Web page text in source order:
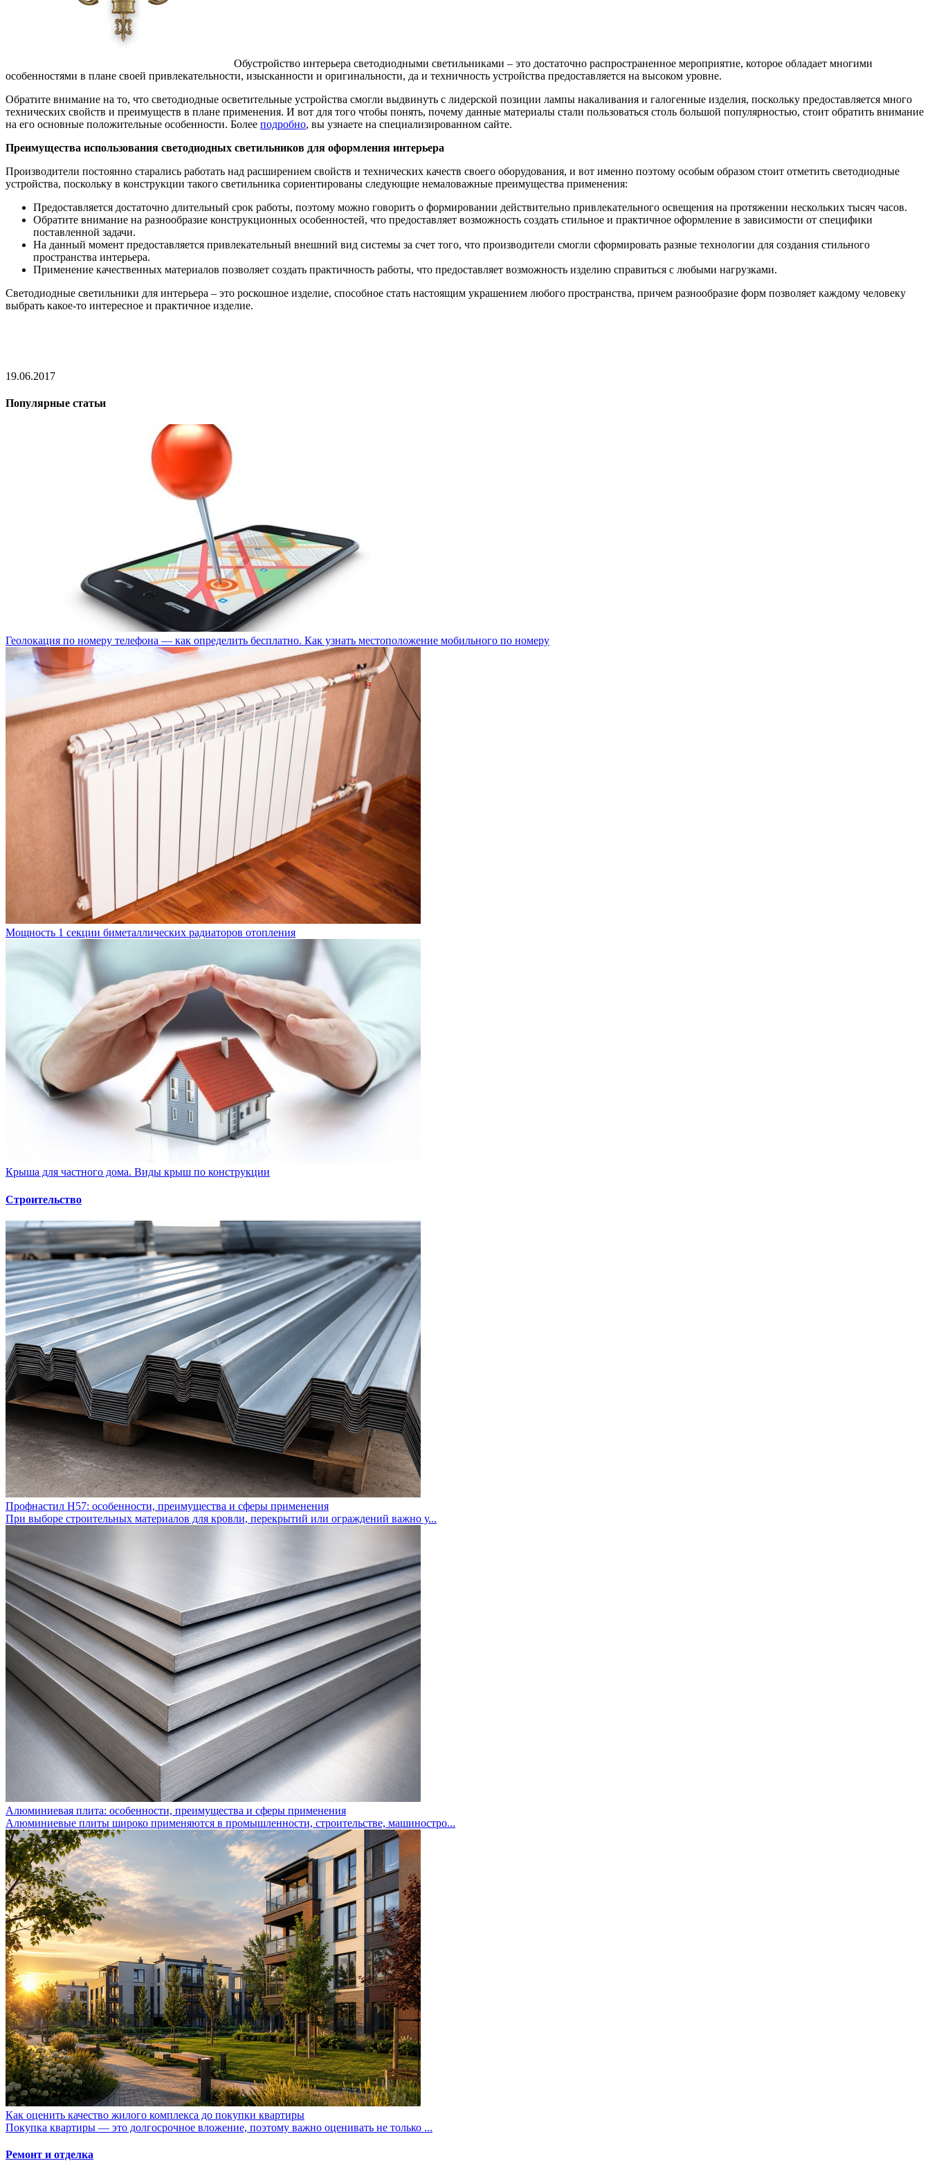
Обустройство интерьера светодиодными светильниками – это достаточно распространенное мероприятие, которое обладает многими
особенностями в плане своей привлекательности, изысканности и оригинальности, да и техничность устройства предоставляется на высоком уровне.
Обратите внимание на то, что светодиодные осветительные устройства смогли выдвинуть с лидерской позиции лампы накаливания и галогенные изделия, поскольку предоставляется много
технических свойств и преимуществ в плане применения. И вот для того чтобы понять, почему данные материалы стали пользоваться столь большой популярностью, стоит обратить внимание
на его основные положительные особенности. Более подробно, вы узнаете на специализированном сайте.
Преимущества использования светодиодных светильников для оформления интерьера
Производители постоянно старались работать над расширением свойств и технических качеств своего оборудования, и вот именно поэтому особым образом стоит отметить светодиодные
устройства, поскольку в конструкции такого светильника сориентированы следующие немаловажные преимущества применения:
Предоставляется достаточно длительный срок работы, поэтому можно говорить о формировании действительно привлекательного освещения на протяжении нескольких тысяч часов.
Обратите внимание на разнообразие конструкционных особенностей, что предоставляет возможность создать стильное и практичное оформление в зависимости от специфики
поставленной задачи.
На данный момент предоставляется привлекательный внешний вид системы за счет того, что производители смогли сформировать разные технологии для создания стильного
пространства интерьера.
Применение качественных материалов позволяет создать практичность работы, что предоставляет возможность изделию справиться с любыми нагрузками.
Светодиодные светильники для интерьера – это роскошное изделие, способное стать настоящим украшением любого пространства, причем разнообразие форм позволяет каждому человеку
выбрать какое-то интересное и практичное изделие.
19.06.2017
Популярные статьи
Геолокация по номеру телефона — как определить бесплатно. Как узнать местоположение мобильного по номеру
Мощность 1 секции биметаллических радиаторов отопления
Крыша для частного дома. Виды крыш по конструкции
Строительство
Профнастил Н57: особенности, преимущества и сферы применения
При выборе строительных материалов для кровли, перекрытий или ограждений важно у...
Алюминиевая плита: особенности, преимущества и сферы применения
Алюминиевые плиты широко применяются в промышленности, строительстве, машиностро...
Как оценить качество жилого комплекса до покупки квартиры
Покупка квартиры — это долгосрочное вложение, поэтому важно оценивать не только ...
Ремонт и отделка